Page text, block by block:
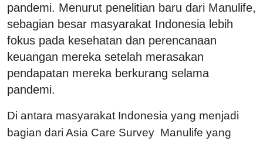
pandemi. Menurut penelitian baru dari Manulife,
sebagian besar masyarakat Indonesia lebih
fokus pada kesehatan dan perencanaan
keuangan mereka setelah merasakan
pendapatan mereka berkurang selama
pandemi.
Di antara masyarakat Indonesia yang menjadi
bagian dari Asia Care Survey Manulife yang